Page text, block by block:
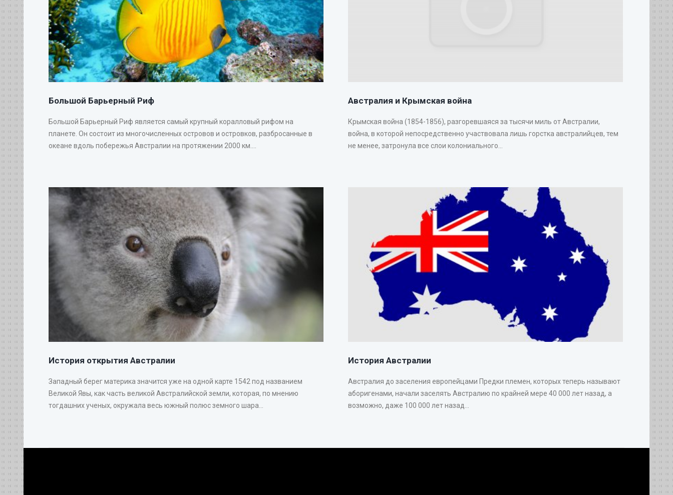
Большой Барьерный Риф
Большой Барьерный Риф является самый крупный коралловый рифом на
планете. Он состоит из многочисленных островов и островков, разбросанные в
океане вдоль побережья Австралии на протяжении 2000 км....
Австралия и Крымская война
Крымская война (1854-1856), разгоревшаяся за тысячи миль от Австралии,
война, в которой непосредственно участвовала лишь горстка австралийцев, тем
не менее, затронула все слои колониального...
История открытия Австралии
Западный берег материка значится уже на одной карте 1542 под названием
Великой Явы, как часть великой Австралийской земли, которая, по мнению
тогдашних ученых, окружала весь южный полюс земного шара...
История Австралии
Австралия до заселения европейцами Предки племен, которых теперь называют
аборигенами, начали заселять Австралию по крайней мере 40 000 лет назад, а
возможно, даже 100 000 лет назад...